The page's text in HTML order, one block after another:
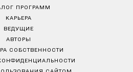
ПРОГРАММ
КАРЬЕРА
ВЕДУЩИЕ
АВТОРЫ
СОБСТВЕННОСТИ
САЙТОМ